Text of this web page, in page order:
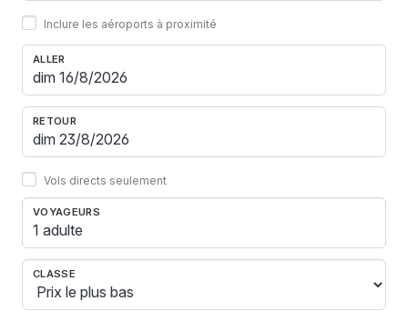
Inclure les aéroports à proximité
ALLER
RETOUR
Vols directs seulement
VOYAGEURS
1 adulte
CLASSE